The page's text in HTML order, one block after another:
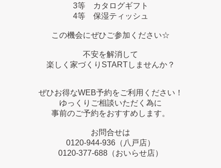
3等 カタログギフト
4等 保湿ティッシュ
この機会にぜひご参加ください☆
不安を解消して
楽しく家づくりSTARTしませんか？
ぜひお得なWEB予約をご利用ください！
ゆっくりご相談いただく為に
事前のご予約をおすすめします。
お問合せは
0120-944-936 （八戸店）
0120-377-688 （おいらせ店）